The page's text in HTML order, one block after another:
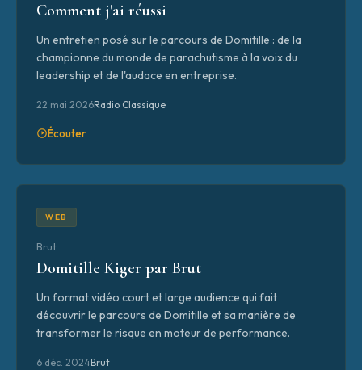
Comment j'ai réussi
Un entretien posé sur le parcours de Domitille : de la
championne du monde de parachutisme à la voix du
leadership et de l'audace en entreprise.
22 mai 2026Radio Classique
Écouter
WEB
Brut
Domitille Kiger par Brut
Un format vidéo court et large audience qui fait
découvrir le parcours de Domitille et sa manière de
transformer le risque en moteur de performance.
6 déc. 2024Brut